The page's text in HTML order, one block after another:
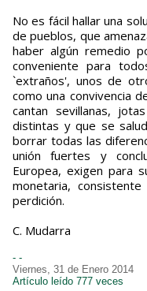
No es fácil hallar una
de pueblos, que
haber algún remedio
conveniente para
`extraños', unos de
como una convivencia
cantan sevi­llanas,
distintas y que se
borrar todas las
unión fuertes y
Europea, exigen para
monetaria,
perdición.
C. Mudarra
- -
Viernes, 31 de Enero 2014
Artículo leído 777 veces